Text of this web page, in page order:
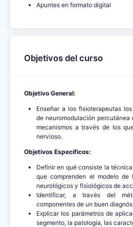
Apuntes en formato digital
Objetivos del curso
Objetivo General:
Enseñar a los fisioterapeutas
de neuromodulación
mecanismos a través de los
nervioso.
Objetivos Específicos:
Definir en qué consiste la
que comprenden el modelo de
neurológicos y fisiológicos de
Identificar, a través del
componentes de un buen
Explicar los parámetros de
segmento, la patología, las